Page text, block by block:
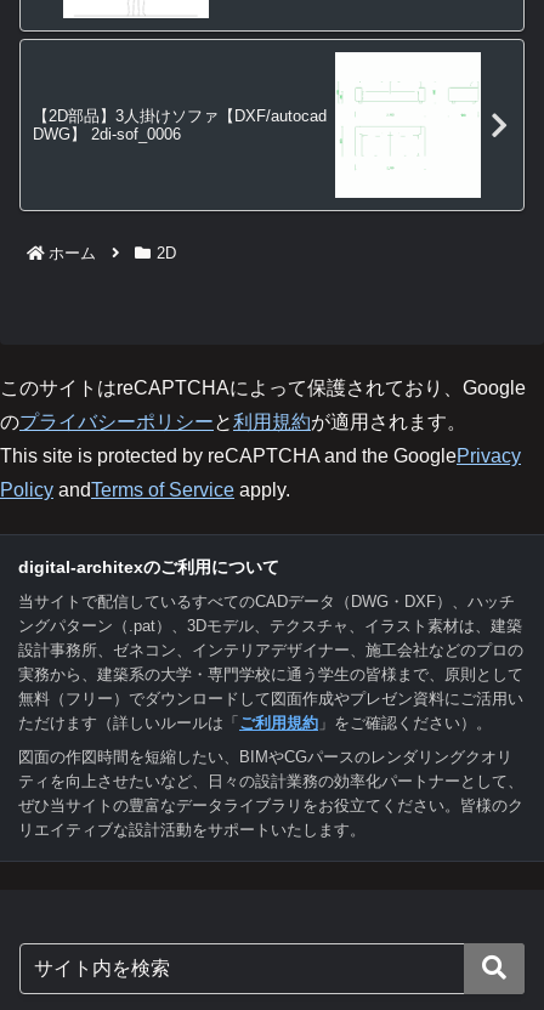
【2D部品】3人掛けソファ【DXF/autocad
DWG】 2di-sof_0006
ホーム 2D
このサイトはreCAPTCHAによって保護されており、Google
のプライバシーポリシーと利用規約が適用されます。
This site is protected by reCAPTCHA and the GooglePrivacy
Policy andTerms of Service apply.
digital-architexのご利用について
当サイトで配信しているすべてのCADデータ（DWG・DXF）、ハッチ
ングパターン（.pat）、3Dモデル、テクスチャ、イラスト素材は、建築
設計事務所、ゼネコン、インテリアデザイナー、施工会社などのプロの
実務から、建築系の大学・専門学校に通う学生の皆様まで、原則として
無料（フリー）でダウンロードして図面作成やプレゼン資料にご活用い
ただけます（詳しいルールは「 ご利用規約 」をご確認ください）。
図面の作図時間を短縮したい、BIMやCGパースのレンダリングクオリ
ティを向上させたいなど、日々の設計業務の効率化パートナーとして、
ぜひ当サイトの豊富なデータライブラリをお役立てください。皆様のク
リエイティブな設計活動をサポートいたします。